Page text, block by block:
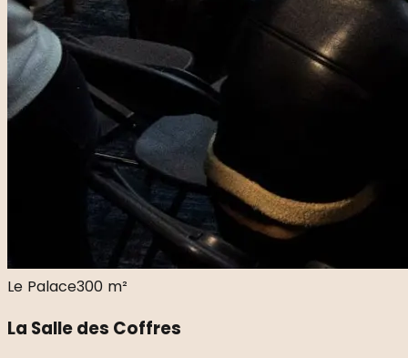
Le Palace300 m²
La Salle des Coffres